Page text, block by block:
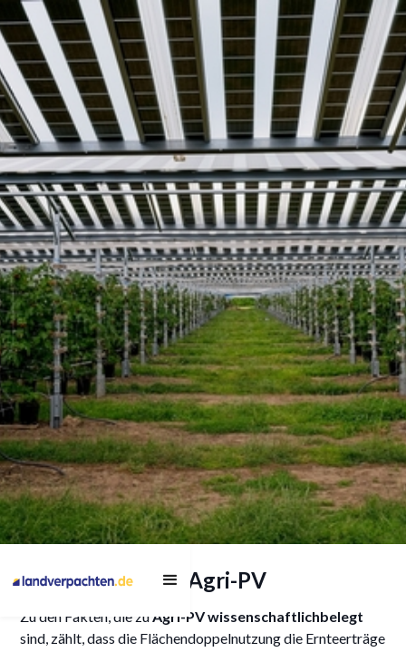
Agri-PV: Mehrheit der
Landwirtinnen und
Gute Gründe für Agri-PV
Zu den Fakten, die zuAgri-PV wissenschaftlichbelegt
sind, zählt, dass die Flächendoppelnutzung die Ernteerträge